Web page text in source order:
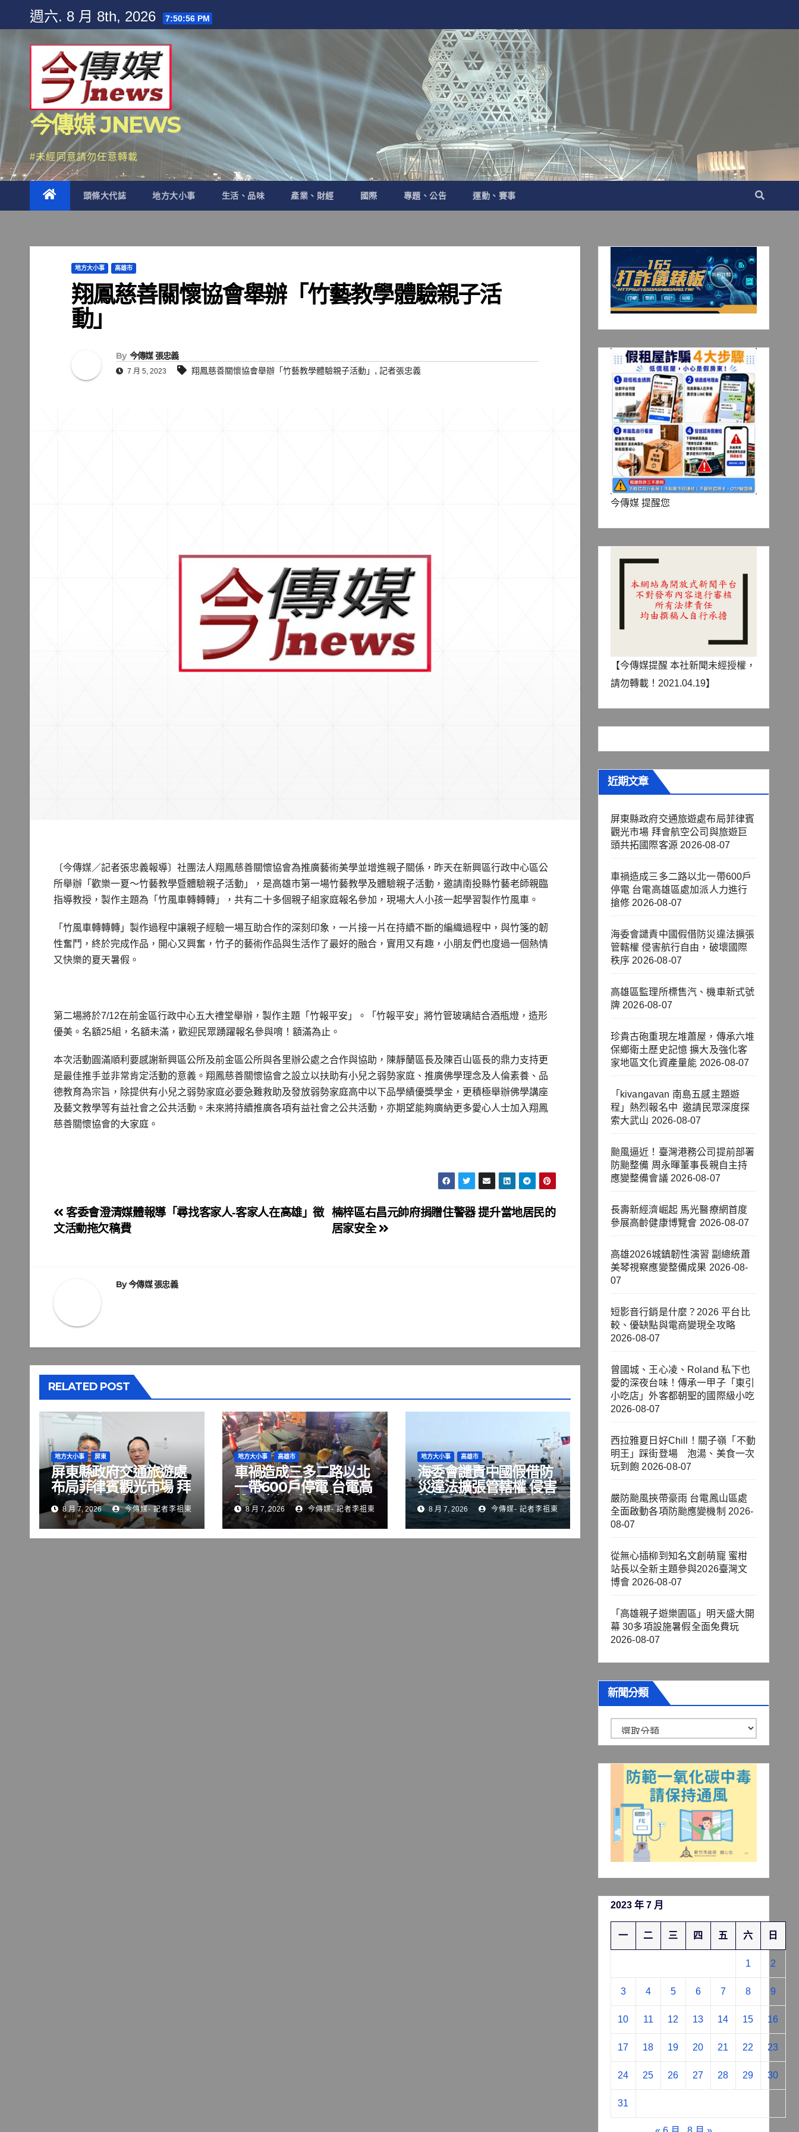
content
週六. 8 月 8th, 2026 7:50:58 PM
今傳媒 JNEWS
#未經同意請勿任意轉載
頭條大代誌 地方大小事 生活、品味 產業、財經 國際 專題、公告 運動、賽事
地方大小事 高雄市
翔鳳慈善關懷協會舉辦「竹藝教學體驗親子活
動」
By 今傳媒 張忠義
7 月 5, 2023 翔鳳慈善關懷協會舉辦「竹藝教學體驗親子活動」 , 記者張忠義
〔今傳媒／記者張忠義報導〕社團法人翔鳳慈善關懷協會為推廣藝術美學並增進親子關係，昨天在新興區行政中心區公
所舉辦「歡樂一夏～竹藝教學暨體驗親子活動」，是高雄市第一場竹藝教學及體驗親子活動，邀請南投縣竹藝老師親臨
指導教授，製作主題為「竹風車轉轉轉」，共有二十多個親子組家庭報名參加，現場大人小孩一起學習製作竹風車。
「竹風車轉轉轉」製作過程中讓親子經驗一場互助合作的深刻印象，一片接一片在持續不斷的編織過程中，與竹箋的韌
性奮鬥，終於完成作品，開心又興奮，竹子的藝術作品與生活作了最好的融合，實用又有趣，小朋友們也度過一個熱情
又快樂的夏天暑假。
第二場將於7/12在前金區行政中心五大禮堂舉辦，製作主題「竹報平安」。「竹報平安」將竹管玻璃結合酒瓶燈，造形
優美。名額25組，名額未滿，歡迎民眾踴躍報名參與唷！額滿為止。
本次活動圓滿順利要感謝新興區公所及前金區公所與各里辦公處之合作與協助，陳靜蘭區長及陳百山區長的鼎力支持更
是最佳推手並非常肯定活動的意義。翔鳳慈善關懷協會之設立以扶助有小兒之弱勢家庭、推廣佛學理念及人倫素養、品
德教育為宗旨，除提供有小兒之弱勢家庭必要急難救助及發放弱勢家庭高中以下品學績優獎學金，更積極舉辦佛學講座
及藝文教學等有益社會之公共活動。未來將持續推廣各項有益社會之公共活動，亦期望能夠廣納更多愛心人士加入翔鳳
慈善關懷協會的大家庭。
文
章
楠梓區右昌元帥府捐贈住警器 提升當地居民的
居家安全
客委會澄清媒體報導「尋找客家人-客家人在高雄」徵
文活動拖欠稿費
By今傳媒 張忠義
RELATED POST
地方大小事 屏東
屏東縣政府交通旅遊處
布局菲律賓觀光市場 拜
會航空公司與旅遊巨頭
共拓國際客源
8 月 7, 2026 今傳媒- 記者李祖東
地方大小事 高雄市
車禍造成三多二路以北
一帶600戶停電 台電高
雄區處加派人力進行搶
修8 月 7, 2026 今傳媒- 記者李祖東
地方大小事 高雄市
海委會譴責中國假借防
災違法擴張管轄權 侵害
航行自由，破壞國際秩
序8 月 7, 2026 今傳媒- 記者李祖東
今傳媒 提醒您
【今傳媒提醒 本社新聞未經授權，
請勿轉載！2021.04.19】
近期文章
屏東縣政府交通旅遊處布局菲律賓
觀光市場 拜會航空公司與旅遊巨
頭共拓國際客源 2026-08-07
車禍造成三多二路以北一帶600戶
停電 台電高雄區處加派人力進行
搶修 2026-08-07
海委會譴責中國假借防災違法擴張
管轄權 侵害航行自由，破壞國際
秩序 2026-08-07
高雄區監理所標售汽、機車新式號
牌 2026-08-07
珍貴古砲重現左堆蕭屋，傳承六堆
保鄉衛土歷史記憶 擴大及強化客
家地區文化資產量能 2026-08-07
「kivangavan 南島五感主題遊
程」熱烈報名中 邀請民眾深度探
索大武山 2026-08-07
颱風逼近！臺灣港務公司提前部署
防颱整備 周永暉董事長親自主持
應變整備會議 2026-08-07
長壽新經濟崛起 馬光醫療網首度
參展高齡健康博覽會 2026-08-07
高雄2026城鎮韌性演習 副總統蕭
美琴視察應變整備成果 2026-08-
07
短影音行銷是什麼？2026 平台比
較、優缺點與電商變現全攻略
2026-08-07
曾國城、王心凌、Roland 私下也
愛的深夜台味！傳承一甲子「東引
小吃店」外客都朝聖的國際級小吃
2026-08-07
西拉雅夏日好Chill！關子嶺「不動
明王」踩街登場 泡湯、美食一次
玩到飽 2026-08-07
嚴防颱風挾帶豪雨 台電鳳山區處
全面啟動各項防颱應變機制 2026-
08-07
從無心插柳到知名文創萌寵 蜜柑
站長以全新主題參與2026臺灣文
博會 2026-08-07
「高雄親子遊樂園區」明天盛大開
幕 30多項設施暑假全面免費玩
2026-08-07
新聞分類
聞
分
2023 年 7 月
一 二 三 四 五 六 日
1 2
3 4 5 6 7 8 9
10 11 12 13 14 15 16
17 18 19 20 21 22 23
24 25 26 27 28 29 30
31